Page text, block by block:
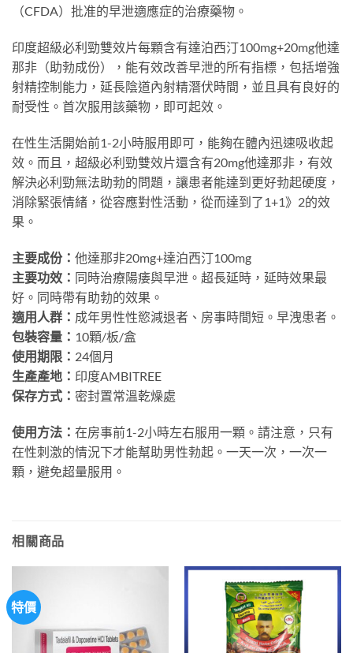
（CFDA）批准的早泄適應症的治療藥物。
印度超級必利勁雙效片每顆含有達泊西汀100mg+20mg他達
那非（助勃成份），能有效改善早泄的所有指標，包括增強
射精控制能力，延長陰道內射精潛伏時間，並且具有良好的
耐受性。首次服用該藥物，即可起效。
在性生活開始前1-2小時服用即可，能夠在體內迅速吸收起
效。而且，超級必利勁雙效片還含有20mg他達那非，有效
解決必利勁無法助勃的問題，讓患者能達到更好勃起硬度，
消除緊張情緒，從容應對性活動，從而達到了1+1》2的效
果。
主要成份： 他達那非20mg+達泊西汀100mg
主要功效： 同時治療陽痿與早泄。超長延時，延時效果最
好。同時帶有助勃的效果。
適用人群： 成年男性性慾減退者、房事時間短。早洩患者。
包裝容量： 10顆/板/盒
使用期限： 24個月
生產產地： 印度AMBITREE
保存方式： 密封置常溫乾燥處
使用方法： 在房事前1-2小時左右服用一顆。請注意，只有
在性刺激的情況下才能幫助男性勃起。一天一次，一次一
顆，避免超量服用。
相關商品
特價